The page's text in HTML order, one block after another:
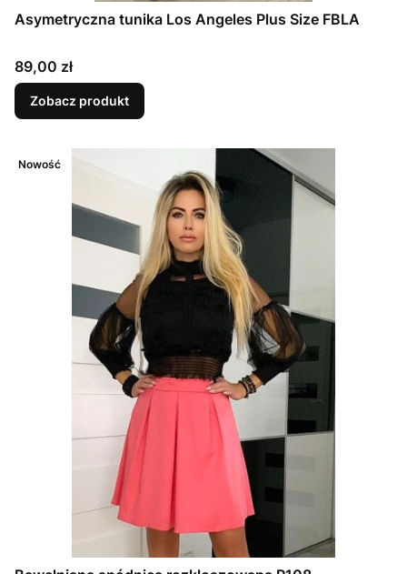
Asymetryczna tunika Los Angeles Plus Size FBLA
Cena
89,00 zł
Zobacz produkt
Nowość